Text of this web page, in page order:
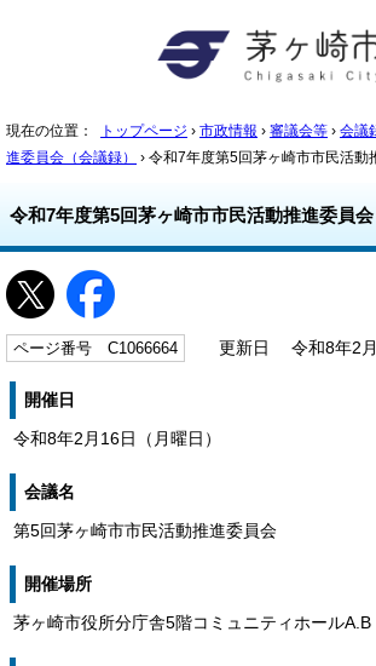
現在の位置： トップページ › 市政情報 › 審議会等 › 会議
進委員会（会議録）
› 令和7年度第5回茅ヶ崎市市民活動
令和7年度第5回茅ヶ崎市市民活動推進委員会
ページ番号 C1066664 更新日 令和8年2月
開催日
令和8年2月16日（月曜日）
会議名
第5回茅ヶ崎市市民活動推進委員会
開催場所
茅ヶ崎市役所分庁舎5階コミュニティホールA.B